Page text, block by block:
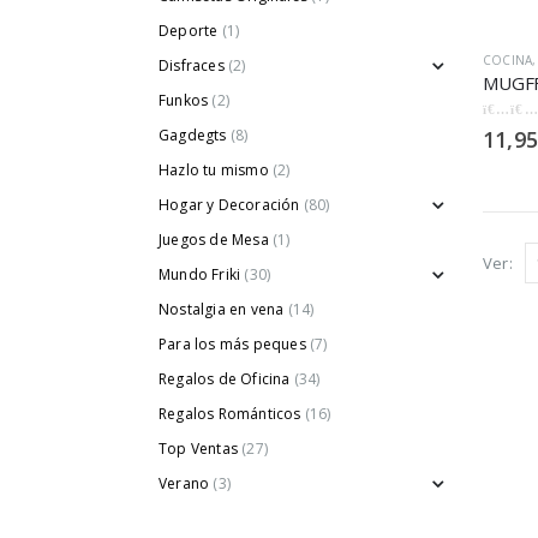
COCINA,
0out
11,95
Ver:
Deporte (1)
Disfraces (2)
Funkos (2)
Gagdegts (8)
Hazlo tu mismo (2)
Hogar y Decoración (80)
Juegos de Mesa (1)
Mundo Friki (30)
Nostalgia en vena (14)
Para los más peques (7)
Regalos de Oficina (34)
Regalos Románticos (16)
Top Ventas (27)
Verano (3)